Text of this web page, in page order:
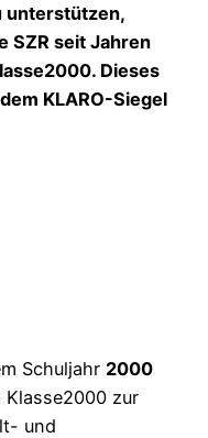
unterstützen,
SZR seit Jahren
Dieses
KLARO-Siegel
Schuljahr 2000
zur
und